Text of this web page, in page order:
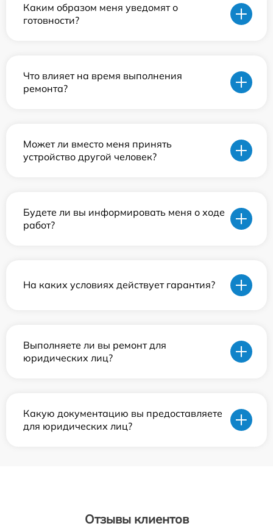
Каким образом меня уведомят о
готовности?
Что влияет на время выполнения
ремонта?
Может ли вместо меня принять
устройство другой человек?
Будете ли вы информировать меня о ходе
работ?
На каких условиях действует гарантия?
Выполняете ли вы ремонт для
юридических лиц?
Какую документацию вы предоставляете
для юридических лиц?
Отзывы клиентов